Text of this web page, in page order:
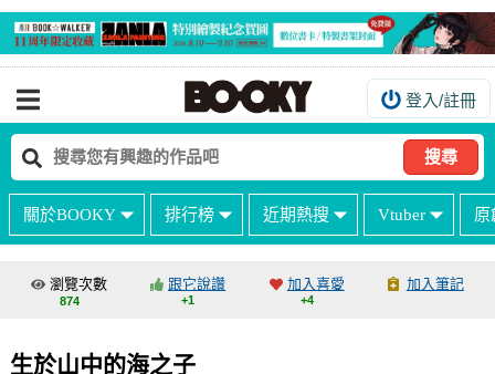
登入/註冊
搜尋
關於BOOKY 排行榜 近期熱搜 Vtuber 原
我的訂單
如何購買
海外購買說明
如何委託販售
瀏覽次數
874
跟它說讚
+1
加入喜愛
+4
加入筆記
生於山中的海之子